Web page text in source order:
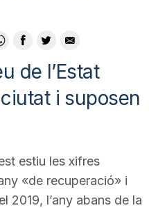
de l’Estat
i suposen
estiu les xifres
«de recuperació» i
2019, l’any abans de la